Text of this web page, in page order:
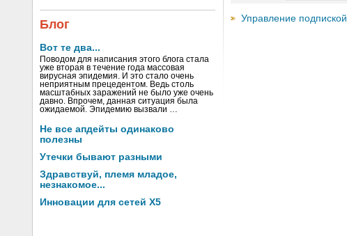
Блог
Вот те два...
Поводом для написания этого блога стала
уже вторая в течение года массовая
вирусная эпидемия. И это стало очень
неприятным прецедентом. Ведь столь
масштабных заражений не было уже очень
давно. Впрочем, данная ситуация была
ожидаемой. Эпидемию вызвали …
Не все апдейты одинаково
полезны
Утечки бывают разными
Здравствуй, племя младое,
незнакомое...
Инновации для сетей X5
Управление подпиской